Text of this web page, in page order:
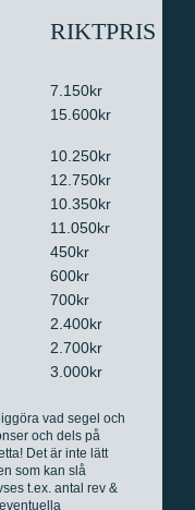
RIKTPRIS
7.150kr
15.600kr
10.250kr
12.750kr
10.350kr
11.050kr
450kr
600kr
700kr
2.400kr
2.700kr
3.000kr
vad segel och
och dels på
Det är inte lätt
som kan slå
t.ex. antal rev &